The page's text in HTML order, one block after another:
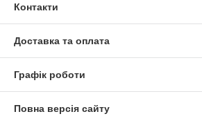
Контакти
Доставка та оплата
Графік роботи
Повна версія сайту